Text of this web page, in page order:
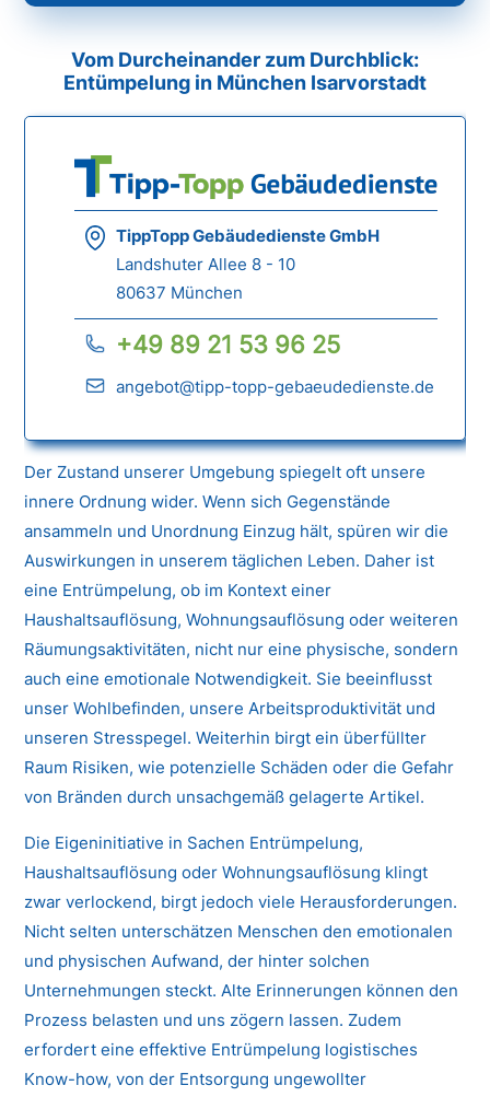
Vom Durcheinander zum Durchblick:
Entümpelung in München Isarvorstadt
TippTopp Gebäudedienste GmbH
Landshuter Allee 8 - 10
80637 München
+49 89 21 53 96 25
angebot@tipp-topp-gebaeudedienste.de
Der Zustand unserer Umgebung spiegelt oft unsere
innere Ordnung wider. Wenn sich Gegenstände
ansammeln und Unordnung Einzug hält, spüren wir die
Auswirkungen in unserem täglichen Leben. Daher ist
eine Entrümpelung, ob im Kontext einer
Haushaltsauflösung, Wohnungsauflösung oder weiteren
Räumungsaktivitäten, nicht nur eine physische, sondern
auch eine emotionale Notwendigkeit. Sie beeinflusst
unser Wohlbefinden, unsere Arbeitsproduktivität und
unseren Stresspegel. Weiterhin birgt ein überfüllter
Raum Risiken, wie potenzielle Schäden oder die Gefahr
von Bränden durch unsachgemäß gelagerte Artikel.
Die Eigeninitiative in Sachen Entrümpelung,
Haushaltsauflösung oder Wohnungsauflösung klingt
zwar verlockend, birgt jedoch viele Herausforderungen.
Nicht selten unterschätzen Menschen den emotionalen
und physischen Aufwand, der hinter solchen
Unternehmungen steckt. Alte Erinnerungen können den
Prozess belasten und uns zögern lassen. Zudem
erfordert eine effektive Entrümpelung logistisches
Know-how, von der Entsorgung ungewollter